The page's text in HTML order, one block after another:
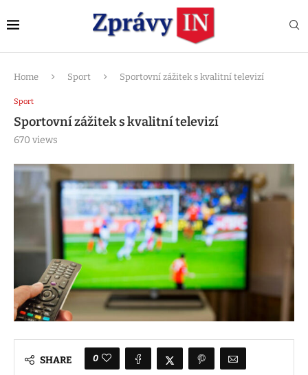
Home Sport Sportovní zážitek s kvalitní televizí
Sport
Sportovní zážitek s kvalitní televizí
670 views
SHARE 0